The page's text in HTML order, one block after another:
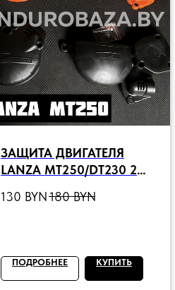
ЗАЩИТА ДВИГАТЕЛЯ
LANZA MT250/DT230 2T
130 BYN180 BYN
ПОДРОБНЕЕ КУПИТЬ